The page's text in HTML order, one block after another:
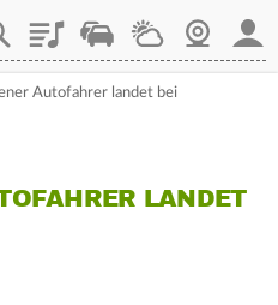
PlaylistStaupilotWetterWebcam
Autofahrer landet bei
LANDET